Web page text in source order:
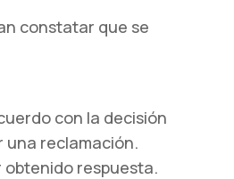
constatar que se
con la decisión
una reclamación.
obtenido respuesta.